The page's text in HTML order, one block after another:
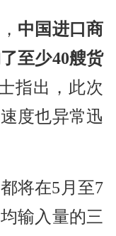
中国进口商
至少40艘货
指出，此次
度也异常迅
将在5月至7
输入量的三